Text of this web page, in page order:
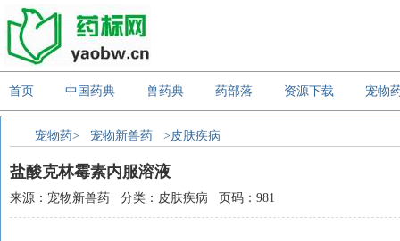
首页 中国药典 兽药典 药部落 资源下载 宠物
宠物药> 宠物新兽药 >皮肤疾病
盐酸克林霉素内服溶液
来源：宠物新兽药 分类：皮肤疾病 页码：981